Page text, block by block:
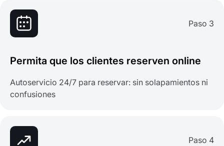
Paso 3
Permita que los clientes reserven online
Autoservicio 24/7 para reservar: sin solapamientos ni
confusiones
Paso 4